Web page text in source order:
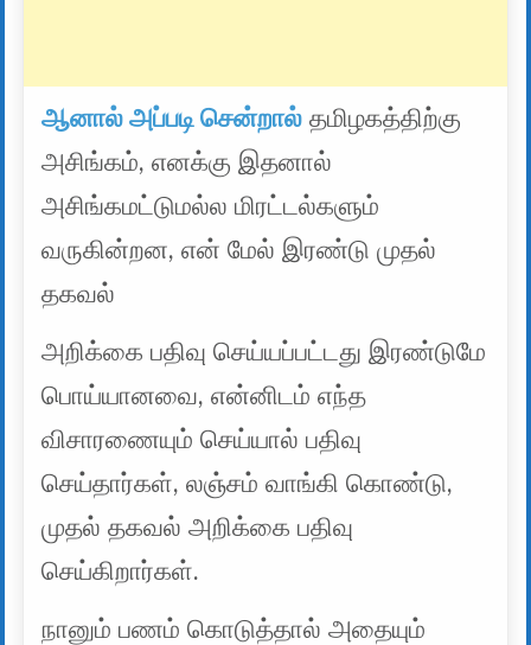
ஆனால் அப்படி சென்றால் தமிழகத்திற்கு
அசிங்கம், எனக்கு இதனால்
அசிங்கமட்டுமல்ல மிரட்டல்களும்
வருகின்றன, என் மேல் இரண்டு முதல்
தகவல்
அறிக்கை பதிவு செய்யப்பட்டது இரண்டுமே
பொய்யானவை, என்னிடம் எந்த
விசாரணையும் செய்யால் பதிவு
செய்தார்கள், லஞ்சம் வாங்கி கொண்டு,
முதல் தகவல் அறிக்கை பதிவு
செய்கிறார்கள்.
நானும் பணம் கொடுத்தால் அதையும்